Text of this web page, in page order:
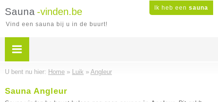
Ik heb een sauna
Sauna -vinden.be
Vind een sauna bij u in de buurt!
U bent nu hier: Home » Luik » Angleur
Sauna Angleur